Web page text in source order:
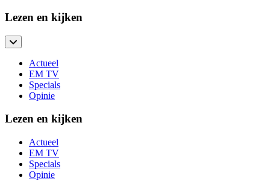
Lezen en kijken
Actueel
EM TV
Specials
Opinie
Lezen en kijken
Actueel
EM TV
Specials
Opinie